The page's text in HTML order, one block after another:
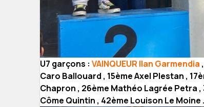
U7 garçons : VAINQUEUR Ilan Garmendia
Caro Ballouard , 15ème Axel Plestan ,
Chapron , 26ème Mathéo Lagrée Petra ,
Côme Quintin , 42ème Louison Le Moine .